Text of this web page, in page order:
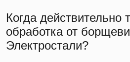
Когда действительно
обработка от
Электростали?